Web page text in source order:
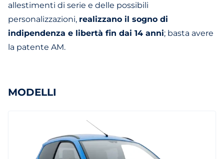
allestimenti di serie e delle possibili
personalizzazioni, realizzano il sogno di
indipendenza e libertà fin dai 14 anni; basta avere
la patente AM.
MODELLI